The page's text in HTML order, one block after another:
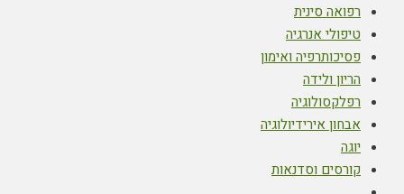
רפואה סינית
טיפולי אנרגיה
פסיכותרפיה ואימון
הריון ולידה
רפלקסולוגיה
אבחון אירידיולוגיה
יוגה
קורסים וסדנאות